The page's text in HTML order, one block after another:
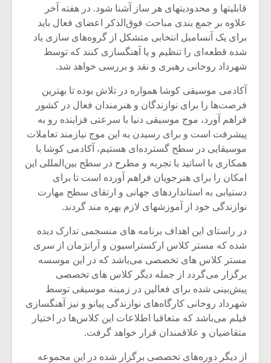
قابلیتها و محدودیتهای هر ساز آشنا شود. در هفته آخر
علاوه بر جمع بندی مباحث فوق‌الذکر اعضای فعال باید
برای یک آنسامبل انتخابی متشکل از گروه‌های سازی یاد
شده قطعه‌ای را تنظیم و یا آهنگسازی کنند که توسط
شهرداد روحانی رهبری و نقد و بررسی خواهد شد.
آکادمی موسیقی کوشا همواره در تلاش بوده تا بهترین
فرصت‌ها را برای نوازندگان و هنرمندان فعال در کشور
فراهم آورد، موج موسیقی دنیا با سرعتی فزاینده رو به
پیشرفت است و برای رسیدن به این موج نیازمند تعاملات
موسیقایی در سطح گسترده‌ای هستیم، آکادمی کوشا با
همکاری با اساتید با تجربه و مطرح در سطح بین‌المللی این
امکان را برای هنرجویان فراهم آورده است تا برای
دستیابی به استانداردهای جهانی و ارتقای سطح مهارت
نوازندگی خود از آموزشهای لازم بهره مند گردند.
در راستای این اهداف برنامه های منسجمی تدارک دیده
شده که مستر کلاس ارکستراسیون و آرانژمان از سری
مستر کلاس های تخصصی می‌باشد که در این موسسه
برگزار می‌گردد از جمله دیگر کلاس های تخصصی
پیش‌بینی شده برای فعالین در زمینه موسیقی توسط
شهرداد روحانی کارگاه‌های نوازندگی پیانو و نیز آهنگسازی
فیلم می‌باشد که متعاقبا اطلاعات این کلاس‌ها در اختیار
متقاضیان و علاقمندان قرار خواهد گرفت.
از دیگر دوره‌های تخصصی برگزار شده در این مجموعه